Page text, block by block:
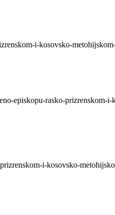
рата 1992 године побегао је
на тему Јасеновца назвао је
i-kosovsko-
episkopu-rasko-prizrenskom-
i-kosovsko-